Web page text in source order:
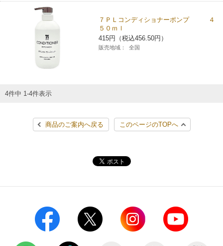
行政サービス
コインランドリー（店舗限定）
モバイルバッテリーシェアリング（店舗限定）
モバイルWi-Fiバッテリーシェアリング（店舗限定）
荷物預かりサービス「ecbocloakエクボクローク」（店舗限定）
パウダースペース ラブン（店舗限定）
ソフトバンクギフト
データで見るセブン‐イレブン
セブン‐イレブンの「商品力」
報告書ライブラリー
한국어(서비스)
ภาษาไทย(บริการ)
７ＰＬコンディショナーポンプ ４
５０ｍｌ
415円（税込456.50円）
販売地域： 全国
4件中 1-4件表示
商品のご案内へ戻る このページのTOPへ